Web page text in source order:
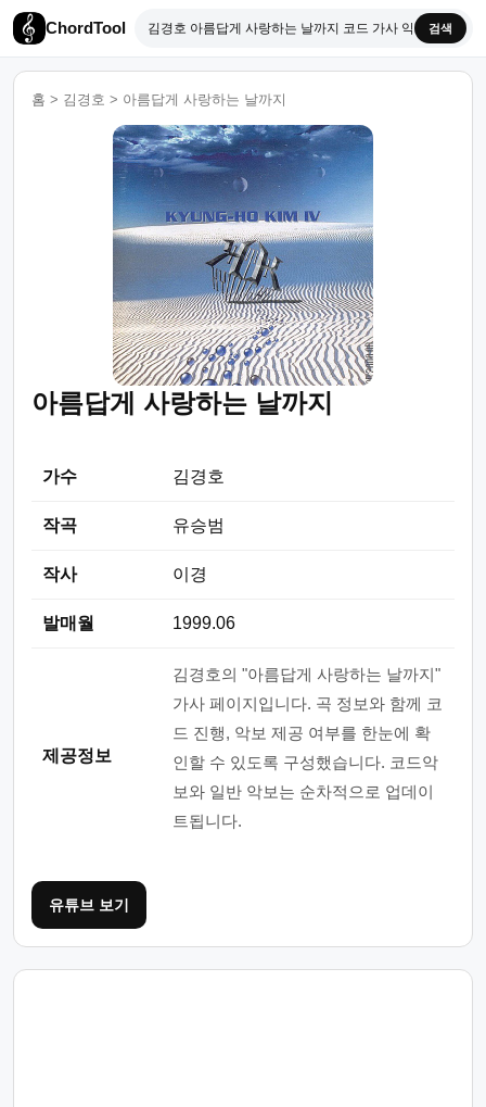
ChordTool 검색
홈 > 김경호 > 아름답게 사랑하는 날까지
아름답게 사랑하는 날까지
가수 김경호
작곡 유승범
작사 이경
발매월 1999.06
제공정보
김경호의 "아름답게 사랑하는 날까지"
가사 페이지입니다. 곡 정보와 함께 코
드 진행, 악보 제공 여부를 한눈에 확
인할 수 있도록 구성했습니다. 코드악
보와 일반 악보는 순차적으로 업데이
트됩니다.
유튜브 보기